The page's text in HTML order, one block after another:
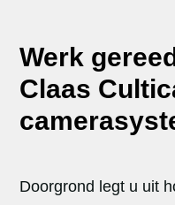
Werk
Claas
Doorgrond legt u uit